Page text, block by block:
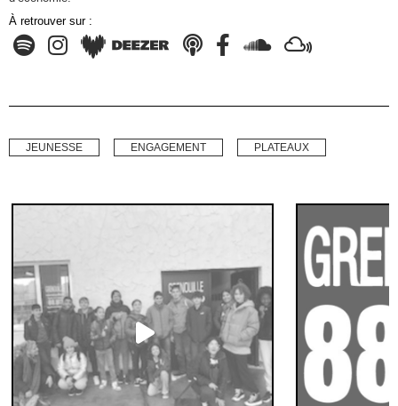
À retrouver sur :
JEUNESSE ENGAGEMENT PLATEAUX